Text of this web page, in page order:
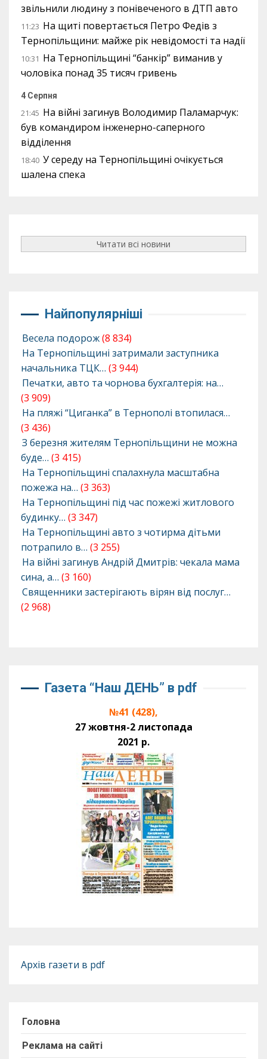
звільнили людину з понівеченого в ДТП авто
11:23 На щиті повертається Петро Федів з
Тернопільщини: майже рік невідомості та надії
10:31 На Тернопільщині “банкір” виманив у
чоловіка понад 35 тисяч гривень
4 Серпня
21:45 На війні загинув Володимир Паламарчук:
був командиром інженерно-саперного
відділення
18:40 У середу на Тернопільщині очікується
шалена спека
Читати всі новини
Найпопулярніші
Весела подорож(8 834)
На Тернопільщині затримали заступника
начальника ТЦК… (3 944)
Печатки, авто та чорнова бухгалтерія: на…
(3 909)
На пляжі “Циганка” в Тернополі втопилася…
(3 436)
З березня жителям Тернопільщини не можна
буде… (3 415)
На Тернопільщині спалахнула масштабна
пожежа на… (3 363)
На Тернопільщині під час пожежі житлового
будинку… (3 347)
На Тернопільщині авто з чотирма дітьми
потрапило в… (3 255)
На війні загинув Андрій Дмитрів: чекала мама
сина, а… (3 160)
Священники застерігають вірян від послуг…
(2 968)
Газета “Наш ДЕНЬ” в pdf
№41 (428),
27 жовтня-2 листопада
2021 р.
Архів газети в pdf
Головна
Реклама на сайті